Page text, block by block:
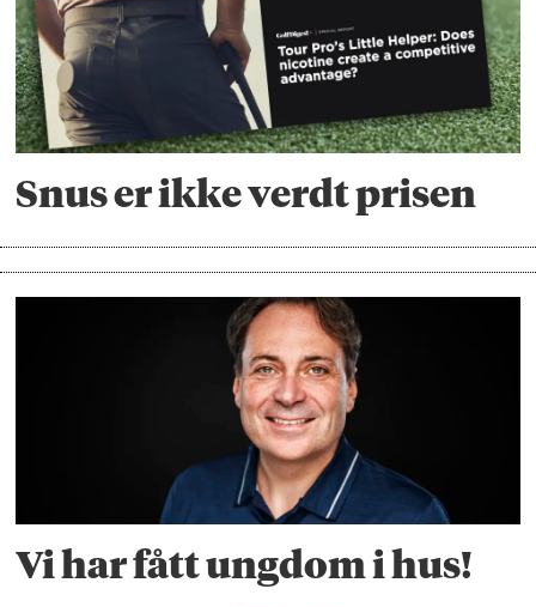
Snus er ikke verdt prisen
Vi har fått ungdom i hus!